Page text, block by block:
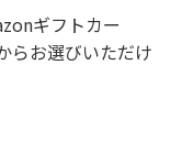
ギフトカー
らお選びいただけ